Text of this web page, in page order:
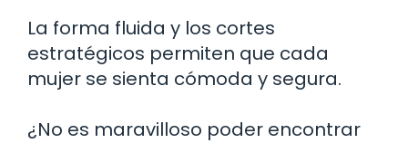
La forma fluida y los cortes
estratégicos permiten que cada
mujer se sienta cómoda y segura.
¿No es maravilloso poder encontrar